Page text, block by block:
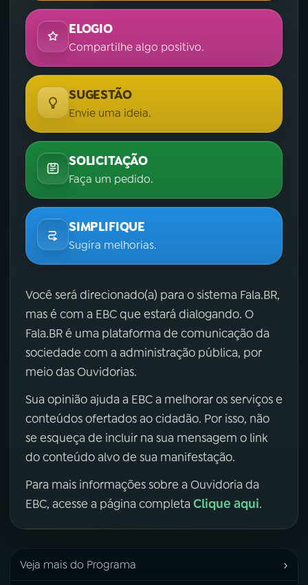
ELOGIO
Compartilhe algo positivo.
SUGESTÃO
Envie uma ideia.
SOLICITAÇÃO
Faça um pedido.
SIMPLIFIQUE
Sugira melhorias.
Você será direcionado(a) para o sistema Fala.BR,
mas é com a EBC que estará dialogando. O
Fala.BR é uma plataforma de comunicação da
sociedade com a administração pública, por
meio das Ouvidorias.
Sua opinião ajuda a EBC a melhorar os serviços e
conteúdos ofertados ao cidadão. Por isso, não
se esqueça de incluir na sua mensagem o link
do conteúdo alvo de sua manifestação.
Para mais informações sobre a Ouvidoria da
EBC, acesse a página completa Clique aqui.
Veja mais do Programa ›